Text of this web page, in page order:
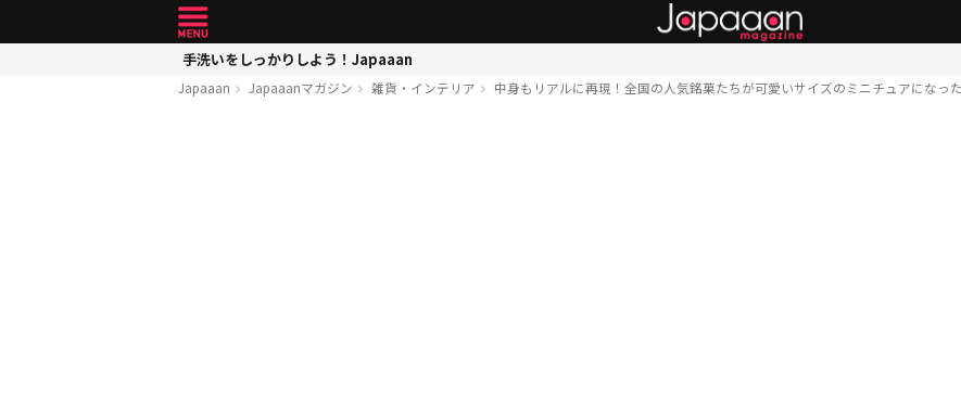
手洗いをしっかりしよう！Japaaan
Japaaan Japaaanマガジン 雑貨・インテリア 中身もリアルに再現！全国の人気銘菓たちが可愛いサイズのミニチュアになっ